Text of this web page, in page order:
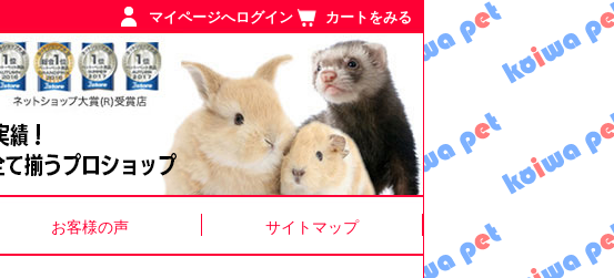
マイページへログイン カートをみる
お客様の声 サイトマップ